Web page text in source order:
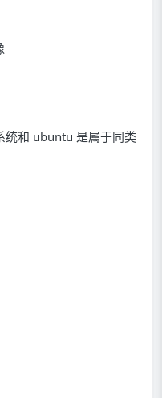
和 ubuntu 是属于同类